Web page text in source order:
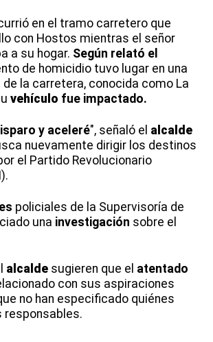
en el tramo carretero que
con Hostos mientras el señor
a su hogar. Según relató el
de homicidio tuvo lugar en una
la carretera, conocida como La
vehículo fue impactado.
y aceleré", señaló el alcalde
nuevamente dirigir los destinos
el Partido Revolucionario
policiales de la Supervisoría de
una investigación sobre el
alcalde sugieren que el atentado
con sus aspiraciones
no han especificado quiénes
responsables.